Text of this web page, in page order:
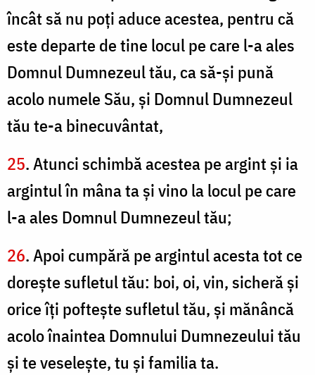
încât să nu poţi aduce acestea, pentru că
este departe de tine locul pe care l-a ales
Domnul Dumnezeul tău, ca să-şi pună
acolo numele Său, şi Domnul Dumnezeul
tău te-a binecuvântat,
25. Atunci schimbă acestea pe argint şi ia
argintul în mâna ta şi vino la locul pe care
l-a ales Domnul Dumnezeul tău;
26. Apoi cumpără pe argintul acesta tot ce
doreşte sufletul tău: boi, oi, vin, sicheră şi
orice îţi pofteşte sufletul tău, şi mănâncă
acolo înaintea Domnului Dumnezeului tău
şi te veseleşte, tu şi familia ta.